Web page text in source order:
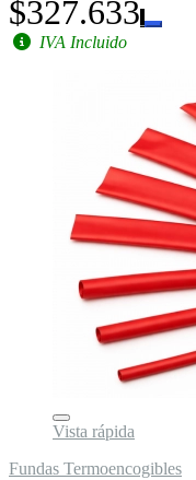
$327.633
IVA Incluido
Vista rápida
Fundas Termoencogibles